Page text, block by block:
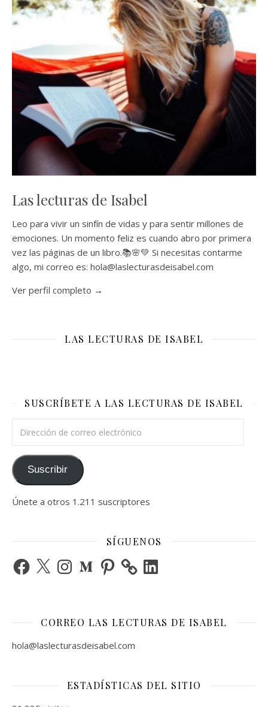
Las lecturas de Isabel
Leo para vivir un sinfín de vidas y para sentir millones de
emociones. Un momento feliz es cuando abro por primera
vez las páginas de un libro.📚🌸💚 Si necesitas contarme
algo, mi correo es: hola@laslecturasdeisabel.com
Ver perfil completo →
LAS LECTURAS DE ISABEL
SUSCRÍBETE A LAS LECTURAS DE ISABEL
Suscribir
Únete a otros 1.211 suscriptores
SÍGUENOS
Facebook
X InstagramMediumPinterest LinkedIn
CORREO LAS LECTURAS DE ISABEL
hola@laslecturasdeisabel.com
ESTADÍSTICAS DEL SITIO